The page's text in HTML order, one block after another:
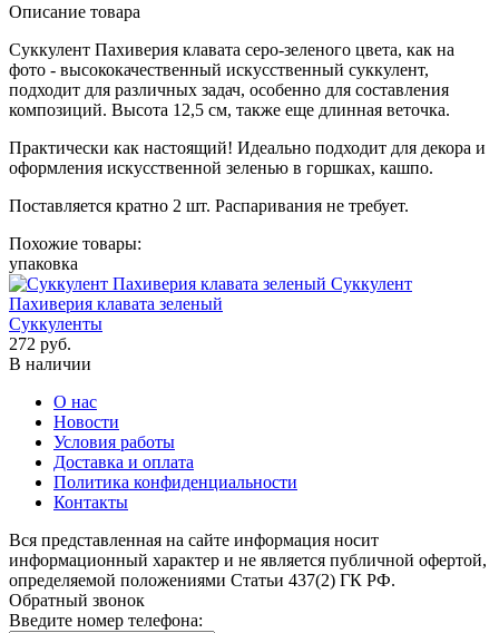
Описание товара
Суккулент Пахиверия клавата серо-зеленого цвета, как на
фото - высококачественный искусственный суккулент,
подходит для различных задач, особенно для составления
композиций. Высота 12,5 см, также еще длинная веточка.
Практически как настоящий! Идеально подходит для декора и
оформления искусственной зеленью в горшках, кашпо.
Поставляется кратно 2 шт. Распаривания не требует.
Похожие товары:
упаковка
Суккулент
Пахиверия клавата зеленый
Суккуленты
272 руб.
В наличии
О нас
Новости
Условия работы
Доставка и оплата
Политика конфиденциальности
Контакты
Вся представленная на сайте информация носит
информационный характер и не является публичной офертой,
определяемой положениями Статьи 437(2) ГК РФ.
Обратный звонок
Введите номер телефона: